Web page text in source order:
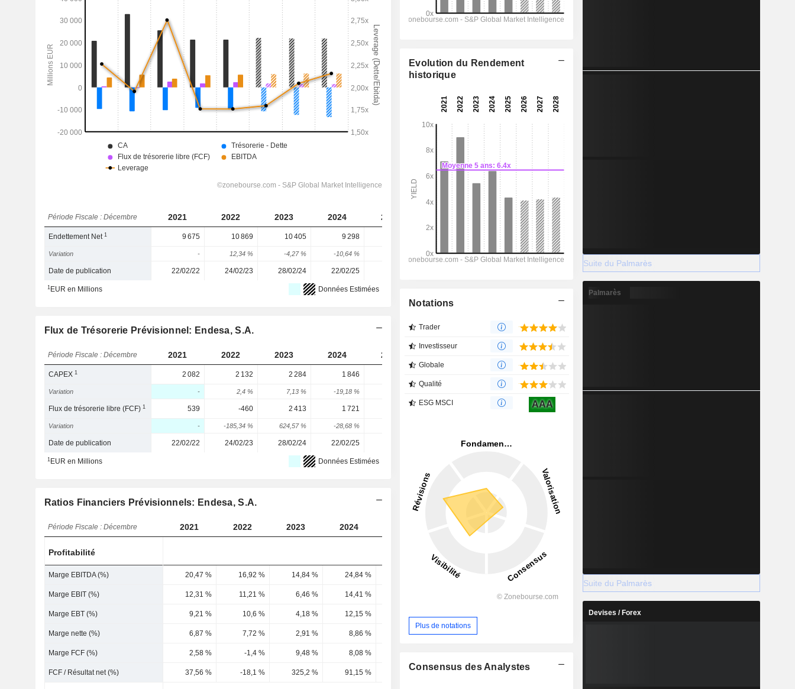
Période Fiscale : Décembre 2021 2022 2023 2024 2025 2026 2027 2028
Endettement Net1 9 675 10 869 10 405 9 298 10 869 12 488 13 497
Variation - 12,34 % -4,27 % -10,64 % 7,51 % 14,9 % 8,08 %
Date de publication 22/02/22 24/02/23 28/02/24 22/02/25
1EUR en Millions Données Estimées
Flux de Trésorerie Prévisionnel: Endesa, S.A.
Période Fiscale : Décembre 2021 2022 2023 2024 2025
CAPEX1 2 082 2 132 2 284 1 846
Variation - 2,4 % 7,13 % -19,18 %
Flux de trésorerie libre (FCF)1 539 -460 2 413 1 721 2 207 1 428
Variation - -185,34 % 624,57 % -28,68 %
Date de publication 22/02/22 24/02/23 28/02/24 22/02/25 -
1EUR en Millions Données Estimées
Ratios Financiers Prévisionnels: Endesa, S.A.
Période Fiscale : Décembre 2021 2022 2023 2024 2026
Profitabilité
Marge EBITDA (%) 20,47 % 16,92 % 14,84 % 24,84 % 27,3 % 27,92 % 28,49 %
Marge EBIT (%) 12,31 % 11,21 % 6,46 % 14,41 % 16,89 % 17,22 %
Marge EBT (%) 9,21 % 10,6 % 4,18 % 12,15 %
Marge nette (%) 6,87 % 7,72 % 2,91 % 8,86 % 10,26 % 11,09 %
Marge FCF (%) 2,58 % -1,4 % 9,48 % 8,08 %
FCF / Résultat net (%) 37,56 % -18,1 % 325,2 % 91,15 % 100,41 % 68,2 % 59,45 %
Evolution du Rendement
historique
Notations
Trader
Investisseur
Globale
Qualité
ESG MSCI AAA
Plus de notations
Consensus des Analystes
Suite du Palmarès
Palmarès
Suite du Palmarès
Devises / Forex